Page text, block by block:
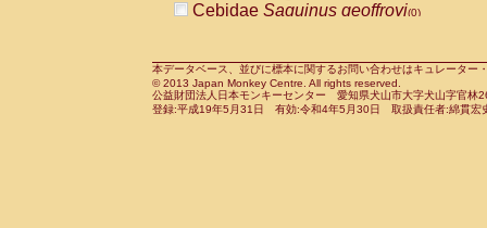
CercopithecidaeCercocebushybrid
CercopithecidaePapio anubis(0)
CercopithecidaePapio cynocephalus
CercopithecidaePapio hamadryas(0)
Cebidae Saguinus geoffroyi(0)
CebidaeSaguinus leucopus(0)
CebidaeSaguinus midas(0)
Cebidae Saguinus mystax(0)
本データベース、並びに標本に関するお問い合わせはキュレータ
© 2013 Japan Monkey Centre. All rights reserved.
公益財団法人日本モンキーセンター 愛知県犬山市大字犬山字官
登録:平成19年5月31日 有効:令和4年5月30日 取扱責任者:綿貫宏